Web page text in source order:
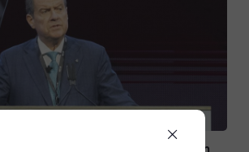
Minister: Zügelt UBS bald nach